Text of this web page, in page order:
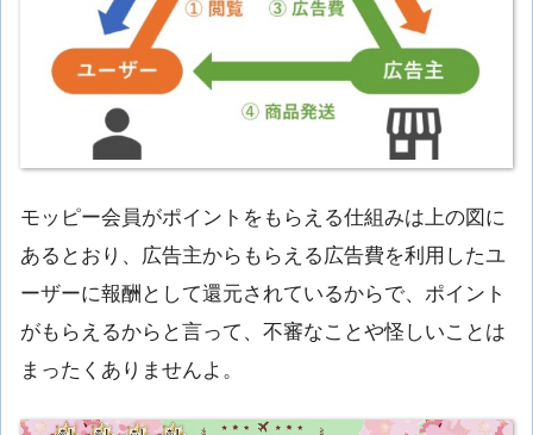
モッピー会員がポイントをもらえる仕組みは上の図に
あるとおり、広告主からもらえる広告費を利用したユ
ーザーに報酬として還元されているからで、ポイント
がもらえるからと言って、不審なことや怪しいことは
まったくありませんよ。